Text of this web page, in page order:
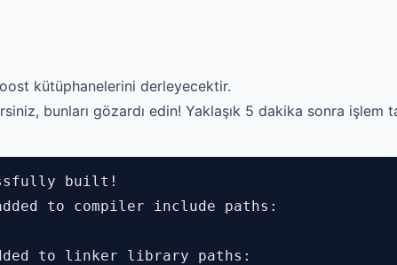
kütüphanelerini derleyecektir.
bunları gözardı edin! Yaklaşık 5 dakika sonra işlem
built!
to compiler include paths:
to linker library paths: